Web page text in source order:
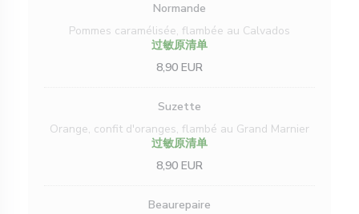
Normande
Pommes caramélisée, flambée au Calvados
过敏原清单
8,90 EUR
Suzette
Orange, confit d'oranges, flambé au Grand Marnier
过敏原清单
8,90 EUR
Beaurepaire